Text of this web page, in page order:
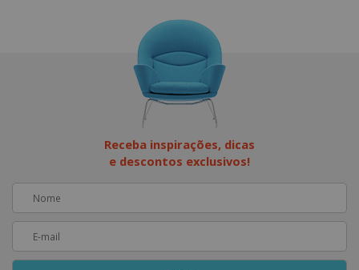
Receba inspirações, dicas
e descontos exclusivos!